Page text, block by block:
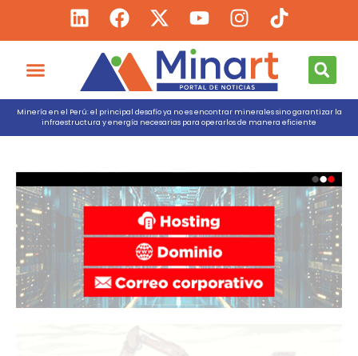
Minería en el Perú: el principal desafío ya no es encontrar minerales sino garantizar la
infraestructura y energía necesarias para operarlos de manera eficiente